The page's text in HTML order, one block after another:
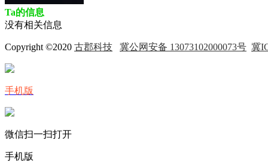
Ta的信息
没有相关信息
Copyright ©2020 古郡科技 冀公网安备 13073102000073号 冀
手机版
微信扫一扫打开
手机版